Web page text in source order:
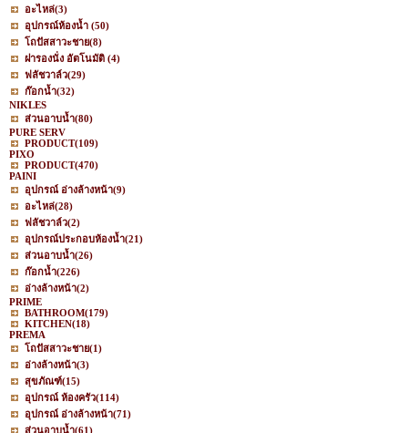
อะไหล่(3)
อุปกรณ์ห้องน้ำ (50)
โถปัสสาวะชาย(8)
ฝารองนั่ง อัตโนมัติ (4)
ฟลัชวาล์ว(29)
ก๊อกน้ำ(32)
NIKLES
ส่วนอาบน้ำ(80)
PURE SERV
PRODUCT(109)
PIXO
PRODUCT(470)
PAINI
อุปกรณ์ อ่างล้างหน้า(9)
อะไหล่(28)
ฟลัชวาล์ว(2)
อุปกรณ์ประกอบห้องน้ำ(21)
ส่วนอาบน้ำ(26)
ก๊อกน้ำ(226)
อ่างล้างหน้า(2)
PRIME
BATHROOM(179)
KITCHEN(18)
PREMA
โถปัสสาวะชาย(1)
อ่างล้างหน้า(3)
สุขภัณฑ์(15)
อุปกรณ์ ห้องครัว(114)
อุปกรณ์ อ่างล้างหน้า(71)
ส่วนอาบน้ำ(61)